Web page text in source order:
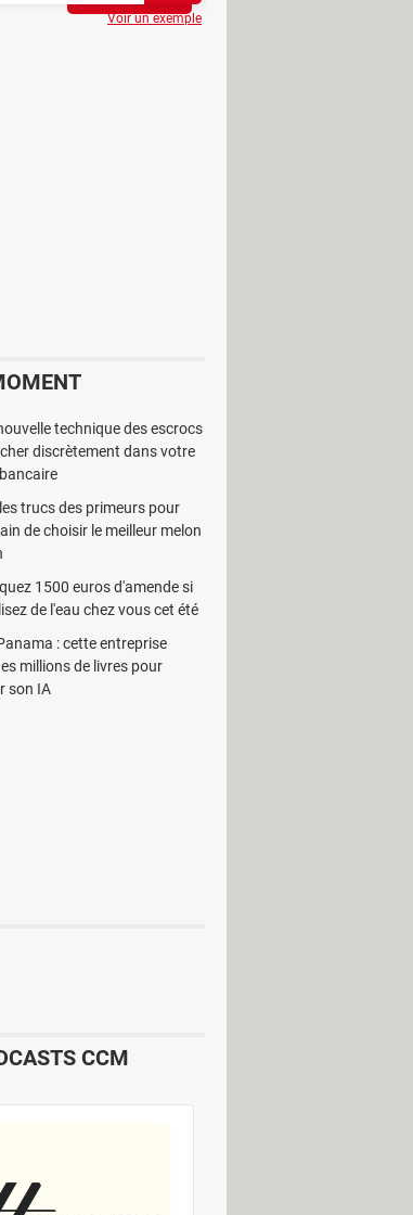
Ce logiciel est
les paramètres
temps. Un procédé
d'ajouter un mot de
utilisateurs qui
de l'ordinateur.
Voir un exemple
technique des escrocs
discrètement dans votre
trucs des primeurs pour
de choisir le meilleur melon
1500 euros d'amende si
de l'eau chez vous cet été
: cette entreprise
millions de livres pour
son IA
CCM